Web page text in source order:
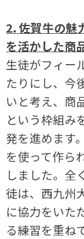
2. 佐賀牛の魅
を活かした商
生徒がフィー
たりにし、今
いと考え、商
という枠組み
発を進めます
を使って作ら
しました。全
徒は、西九州
に協力をいた
る練習を重ね